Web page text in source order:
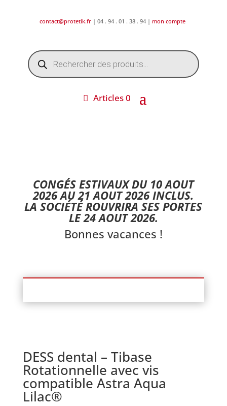
contact@protetik.fr | 04 . 94 . 01 . 38 . 94 | mon compte
Recherche
de
produits
Articles 0
CONGÉS ESTIVAUX DU 10 AOUT
2026 AU 21 AOUT 2026 INCLUS.
LA SOCIÉTÉ ROUVRIRA SES PORTES
LE 24 AOUT 2026.
Bonnes vacances !
DESS dental – Tibase
Rotationnelle avec vis
compatible Astra Aqua
Lilac®